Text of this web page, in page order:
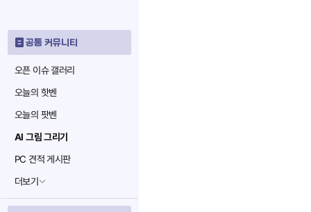
공통 커뮤니티
오픈 이슈 갤러리
오늘의 핫벤
오늘의 팟벤
AI 그림 그리기
PC 견적 게시판
더보기